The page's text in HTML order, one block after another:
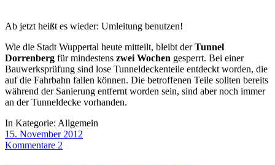
Ab jetzt heißt es wieder: Umleitung benutzen!
Wie die Stadt Wuppertal heute mitteilt, bleibt derTunnel
Dorrenberg für mindestens zwei Wochen gesperrt. Bei einer
Bauwerksprüfung sind lose Tunneldeckenteile entdeckt worden, die
auf die Fahrbahn fallen können. Die betroffenen Teile sollten bereits
während der Sanierung entfernt worden sein, sind aber noch immer
an der Tunneldecke vorhanden.
In Kategorie: Allgemein
15. November 2012
Kommentare 2